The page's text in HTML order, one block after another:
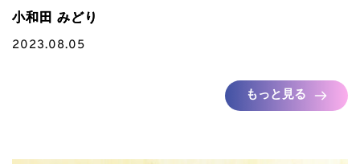
小和田 みどり
2023.08.05
もっと見る